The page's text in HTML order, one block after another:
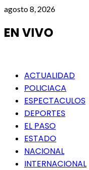
Saltar
contenido
agosto 8, 2026
EN VIVO
Menú
principal
ACTUALIDAD
POLICIACA
ESPECTACULOS
DEPORTES
EL PASO
ESTADO
NACIONAL
INTERNACIONAL